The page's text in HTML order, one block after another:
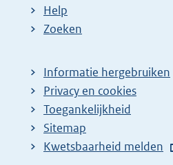
Help
Zoeken
Informatie hergebruiken
Privacy en cookies
Toegankelijkheid
Sitemap
E
Kwetsbaarheid melden